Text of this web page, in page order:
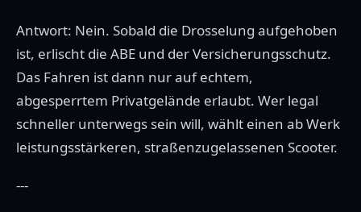
Antwort: Nein. Sobald die Drosselung aufgehoben
ist, erlischt die ABE und der Versicherungsschutz.
Das Fahren ist dann nur auf echtem,
abgesperrtem Privatgelände erlaubt. Wer legal
schneller unterwegs sein will, wählt einen ab Werk
leistungsstärkeren, straßenzugelassenen Scooter.
---